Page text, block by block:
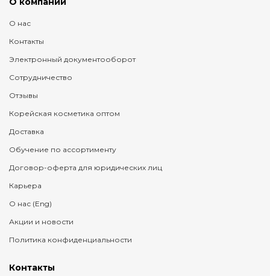
О нас
Контакты
Электронный документооборот
Сотрудничество
Отзывы
Корейская косметика оптом
Доставка
Обучение по ассортименту
Договор-оферта для юридических лиц
Карьера
О нас (Eng)
Акции и новости
Политика конфиденциальности
Контакты